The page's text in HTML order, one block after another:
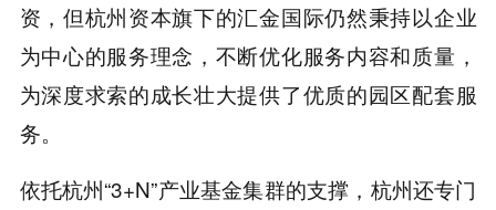
资，但杭州资本旗下的汇金国际仍然秉持以企业
为中心的服务理念，不断优化服务内容和质量，
为深度求索的成长壮大提供了优质的园区配套服
务。
依托杭州“3+N”产业基金集群的支撑，杭州还专门